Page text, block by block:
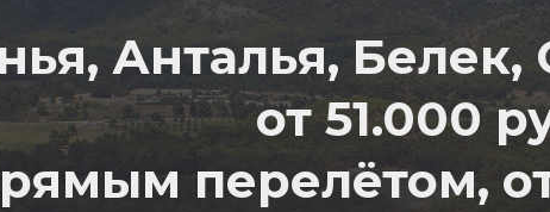
Анталья, Белек,
от 51.000
перелётом,